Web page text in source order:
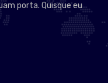
porta. Quisque eu